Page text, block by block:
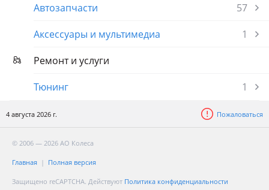
Автозапчасти
57
Аксессуары и мультимедиа
1
Ремонт и услуги
Тюнинг
1
4 августа 2026 г. Пожаловаться
© 2006 — 2026 АО Колеса
Главная Полная версия
Защищено reCAPTCHA. Действуют Политика конфиденциальности